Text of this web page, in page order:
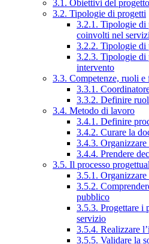
3.1. Obiettivi del progetto
3.2. Tipologie di progetti
3.2.1. Tipologie di
coinvolti nel
3.2.2. Tipologie di
3.2.3. Tipologie di
intervento
3.3. Competenze, ruoli
3.3.1.
3.3.2. Definire
3.4. Metodo di lavoro
3.4.1. Definire
3.4.2. Curare la
3.4.3.
3.4.4. Prendere
3.5. Il processo
3.5.1.
3.5.2.
pubblico
3.5.3. Progettare i
servizio
3.5.4. Realizzare
3.5.5. Validare la